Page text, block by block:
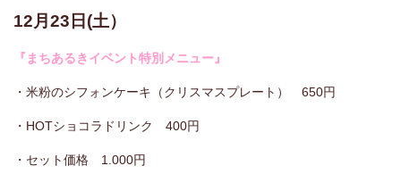
12月23日(土）
『まちあるきイベント特別メニュー』
・米粉のシフォンケーキ（クリスマスプレート） 650円
・HOTショコラドリンク 400円
・セット価格 1.000円